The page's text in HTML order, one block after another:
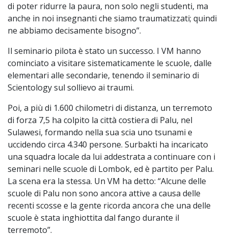
di poter ridurre la paura, non solo negli studenti, ma
anche in noi insegnanti che siamo traumatizzati; quindi
ne abbiamo decisamente bisogno”.
Il seminario pilota è stato un successo. I VM hanno
cominciato a visitare sistematicamente le scuole, dalle
elementari alle secondarie, tenendo il seminario di
Scientology sul sollievo ai traumi.
Poi, a più di 1.600 chilometri di distanza, un terremoto
di forza 7,5 ha colpito la città costiera di Palu, nel
Sulawesi, formando nella sua scia uno tsunami e
uccidendo circa 4.340 persone. Surbakti ha incaricato
una squadra locale da lui addestrata a continuare con i
seminari nelle scuole di Lombok, ed è partito per Palu.
La scena era la stessa. Un VM ha detto: “Alcune delle
scuole di Palu non sono ancora attive a causa delle
recenti scosse e la gente ricorda ancora che una delle
scuole è stata inghiottita dal fango durante il
terremoto”.